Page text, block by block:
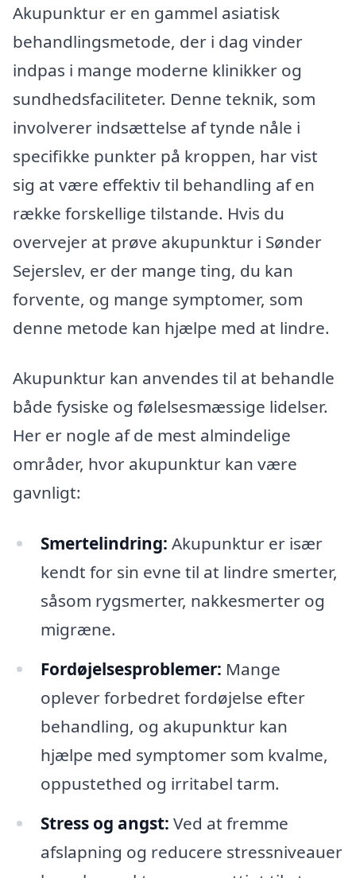
Akupunktur er en gammel asiatisk
behandlingsmetode, der i dag vinder
indpas i mange moderne klinikker og
sundhedsfaciliteter. Denne teknik, som
involverer indsættelse af tynde nåle i
specifikke punkter på kroppen, har vist
sig at være effektiv til behandling af en
række forskellige tilstande. Hvis du
overvejer at prøve akupunktur i Sønder
Sejerslev, er der mange ting, du kan
forvente, og mange symptomer, som
denne metode kan hjælpe med at lindre.
Akupunktur kan anvendes til at behandle
både fysiske og følelsesmæssige lidelser.
Her er nogle af de mest almindelige
områder, hvor akupunktur kan være
gavnligt:
Smertelindring: Akupunktur er især
kendt for sin evne til at lindre smerter,
såsom rygsmerter, nakkesmerter og
migræne.
Fordøjelsesproblemer: Mange
oplever forbedret fordøjelse efter
behandling, og akupunktur kan
hjælpe med symptomer som kvalme,
oppustethed og irritabel tarm.
Stress og angst: Ved at fremme
afslapning og reducere stressniveauer